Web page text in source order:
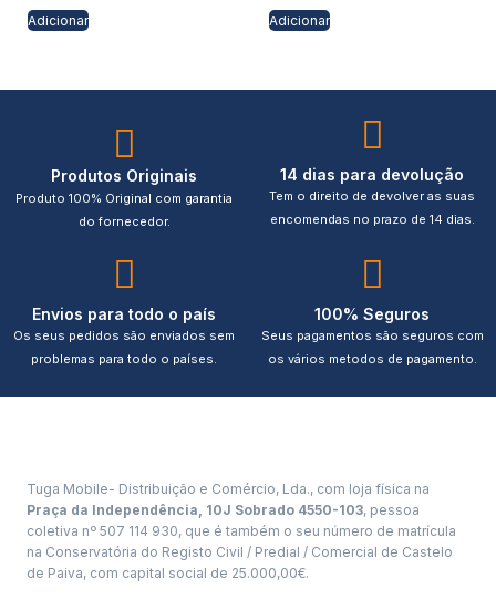
Adicionar Adicionar
Produtos Originais
Produto 100% Original com garantia
do fornecedor.
14 dias para devolução
Tem o direito de devolver as suas
encomendas no prazo de 14 dias.
Envios para todo o país
Os seus pedidos são enviados sem
problemas para todo o países.
100% Seguros
Seus pagamentos são seguros com
os vários metodos de pagamento.
Tuga Mobile- Distribuição e Comércio, Lda., com loja física na
Praça da Independência, 10J Sobrado 4550-103, pessoa
coletiva nº 507 114 930, que é também o seu número de matrícula
na Conservatória do Registo Civil / Predial / Comercial de Castelo
de Paiva, com capital social de 25.000,00€.